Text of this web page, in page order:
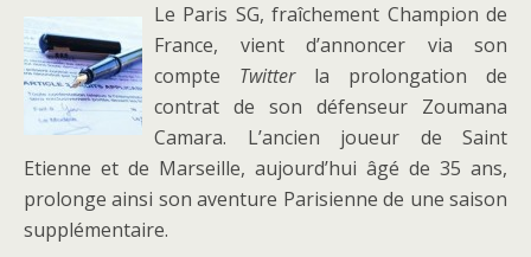
Le Paris SG, fraîchement Champion de
France, vient d’annoncer via son
compte Twitterla prolongation de
contrat de son défenseur Zoumana
Camara. L’ancien joueur de Saint
Etienne et de Marseille, aujourd’hui âgé de 35 ans,
prolonge ainsi son aventure Parisienne de une saison
supplémentaire.